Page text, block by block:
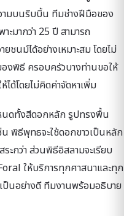
มบนริบบิ้น ทีมช่างฝีมือของ
มากว่า 25 ปี สามารถ
นม์ได้อย่างเหมาะสม โดยไม่
องพิธี ครอบครัวบางท่านขอให้
ด้โดยไม่คิดค่าจัดหาเพิ่ม
นดทั้งสีดอกหลัก รูปทรงพื้น
พิธีพุทธจะใช้ดอกขาวเป็นหลัก
กว่า ส่วนพิธีอิสลามจะเรียบ
ให้บริการทุกศาสนาและทุก
เป็นอย่างดี ทีมงานพร้อมอธิบาย